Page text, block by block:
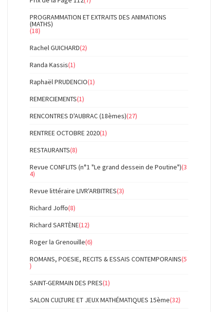
PROGRAMMATION ET EXTRAITS DES ANIMATIONS
(MATHS)
(18)
Rachel GUICHARD(2)
Randa Kassis(1)
Raphaël PRUDENCIO(1)
REMERCIEMENTS(1)
RENCONTRES D'AUBRAC (18èmes)(27)
RENTREE OCTOBRE 2020(1)
RESTAURANTS(8)
Revue CONFLITS (n°1 "Le grand dessein de Poutine")(3
4)
Revue littéraire LIVR'ARBITRES(3)
Richard Joffo(8)
Richard SARTÈNE(12)
Roger la Grenouille(6)
ROMANS, POESIE, RECITS & ESSAIS CONTEMPORAINS(5
)
SAINT-GERMAIN DES PRES(1)
SALON CULTURE ET JEUX MATHÉMATIQUES 15ème(32)